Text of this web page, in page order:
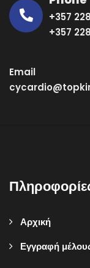
+357
+357
Email
Αρχική
Εγγραφή